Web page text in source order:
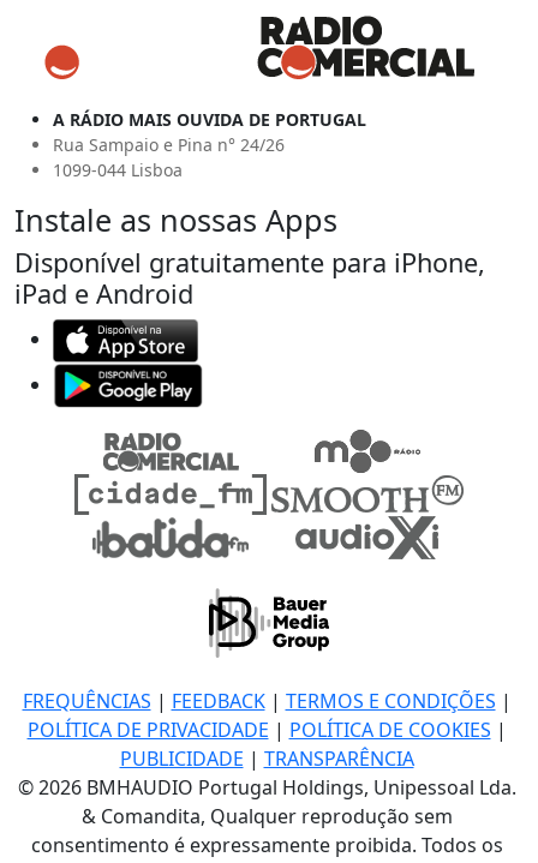
A RÁDIO MAIS OUVIDA DE PORTUGAL
Rua Sampaio e Pina n° 24/26
1099-044 Lisboa
Instale as nossas Apps
Disponível gratuitamente para iPhone,
iPad e Android
FREQUÊNCIAS | FEEDBACK| TERMOS E CONDIÇÕES |
POLÍTICA DE PRIVACIDADE | POLÍTICA DE COOKIES |
PUBLICIDADE | TRANSPARÊNCIA
© 2026 BMHAUDIO Portugal Holdings, Unipessoal Lda.
& Comandita, Qualquer reprodução sem
consentimento é expressamente proibida. Todos os